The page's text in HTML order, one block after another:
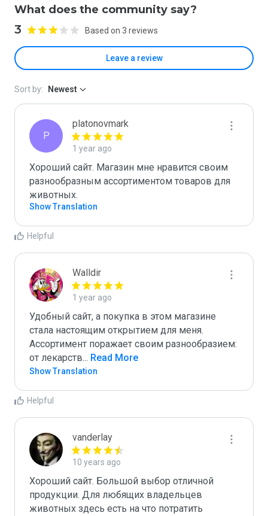
What does the community say?
3 Based on 3 reviews
Leave a review
Sort by: Newest
P
platonovmark
1 year ago
Хороший сайт. Магазин мне нравится своим
разнообразным ассортиментом товаров для
животных.
Show Translation
Helpful
Walldir
1 year ago
Удобный сайт, а покупка в этом магазине
стала настоящим открытием для меня.
Ассортимент поражает своим разнообразием:
от лекарств... Read More
Show Translation
Helpful
vanderlay
10 years ago
Хороший сайт. Большой выбор отличной
продукции. Для любящих владельцев
животных здесь есть на что потратить